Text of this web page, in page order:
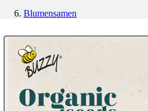
Blumensamen